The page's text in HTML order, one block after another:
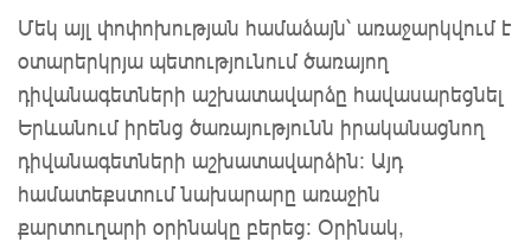
Մեկ այլ փոփոխության համաձայն՝ առաջարկվում է
օտարերկրյա պետությունում ծառայող
դիվանագետների աշխատավարձը հավասարեցնել
Երևանում իրենց ծառայությունն իրականացնող
դիվանագետների աշխատավարձին: Այդ
համատեքստում նախարարը առաջին
քարտուղարի օրինակը բերեց: Օրինակ,